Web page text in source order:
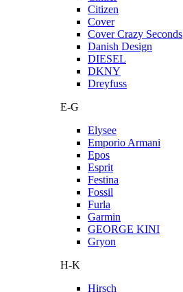
Citizen
Cover
Cover Crazy Seconds
Danish Design
DIESEL
DKNY
Dreyfuss
E-G
Elysee
Emporio Armani
Epos
Esprit
Festina
Fossil
Furla
Garmin
GEORGE KINI
Gryon
H-K
Hirsch